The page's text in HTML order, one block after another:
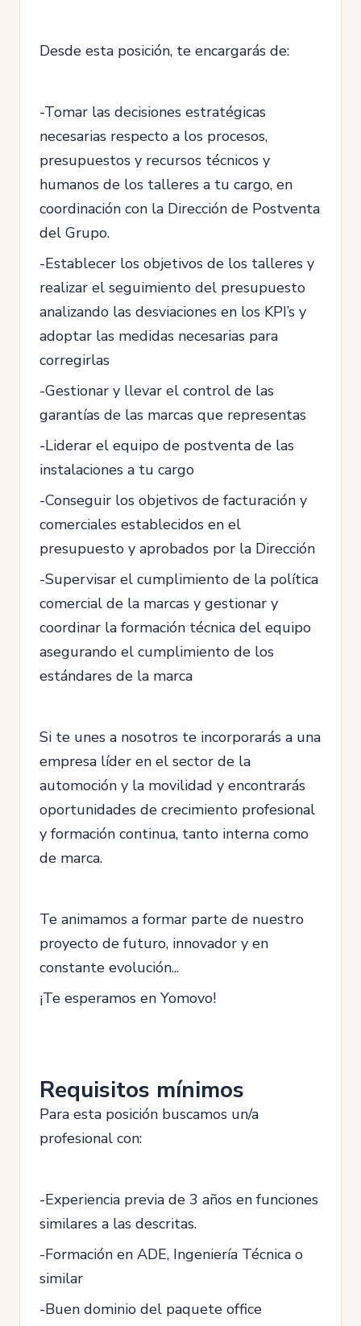
Desde esta posición, te encargarás de:
-Tomar las decisiones estratégicas
necesarias respecto a los procesos,
presupuestos y recursos técnicos y
humanos de los talleres a tu cargo, en
coordinación con la Dirección de Postventa
del Grupo.
-Establecer los objetivos de los talleres y
realizar el seguimiento del presupuesto
analizando las desviaciones en los KPI’s y
adoptar las medidas necesarias para
corregirlas
-Gestionar y llevar el control de las
garantías de las marcas que representas
-Liderar el equipo de postventa de las
instalaciones a tu cargo
-Conseguir los objetivos de facturación y
comerciales establecidos en el
presupuesto y aprobados por la Dirección
-Supervisar el cumplimiento de la política
comercial de la marcas y gestionar y
coordinar la formación técnica del equipo
asegurando el cumplimiento de los
estándares de la marca
Si te unes a nosotros te incorporarás a una
empresa líder en el sector de la
automoción y la movilidad y encontrarás
oportunidades de crecimiento profesional
y formación continua, tanto interna como
de marca.
Te animamos a formar parte de nuestro
proyecto de futuro, innovador y en
constante evolución...
¡Te esperamos en Yomovo!
Requisitos mínimos
Para esta posición buscamos un/a
profesional con:
-Experiencia previa de 3 años en funciones
similares a las descritas.
-Formación en ADE, Ingeniería Técnica o
similar
-Buen dominio del paquete office